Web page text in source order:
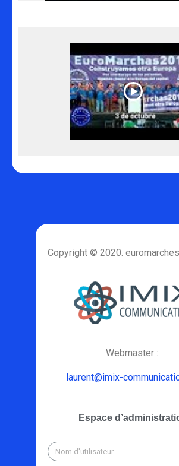
Copyright © 2020. euromarches
Webmaster :
laurent@imix-
Espace